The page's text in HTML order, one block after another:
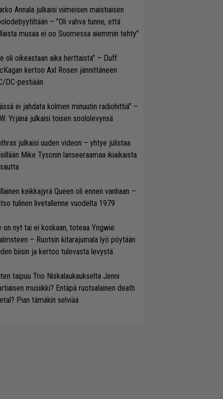
Annala julkaisi viimeisen maistiaisen
– ”Oli vahva tunne, että
musaa ei oo Suomessa aiemmin tehty”
oli oikeastaan aika herttaista” – Duff
kertoo Axl Rosen jännittäneen
DC-pestiään
ei jahdata kolmen minuutin radiohittiä” –
Yrjänä julkaisi toisen soololevynsä
julkaisi uuden videon – yhtye julistaa
Mike Tysonin lanseeraamaa ikiaikaista
keikkajyrä Queen oli ennen vanhaan –
tulinen livetallenne vuodelta 1979
on nyt tai ei koskaan, toteaa Yngwie
– Ruotsin kitarajumala lyö pöytään
biisin ja kertoo tulevasta levystä
taipuu Trio Niskalaukaukselta Jenni
musiikki? Entäpä ruotsalainen death
Pian tämäkin selviää